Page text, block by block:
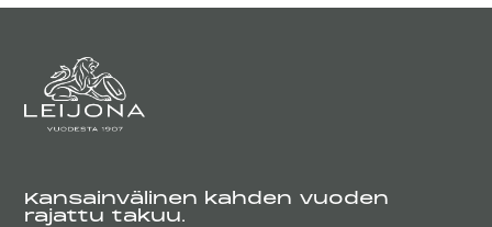
Kansainvälinen kahden vuoden
rajattu takuu.